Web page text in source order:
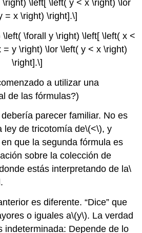
\left[ \left( y < x \right) \lor
= x \right) \right].\]
\forall y \right) \left[ \left( x <
= y \right) \lor \left( y < x \right)
\right].\]
a utilizar una
de las fórmulas?)
parecer familiar. No es
ley de tricotomía de\(<\), y
que la segunda fórmula es
sobre la colección de
estás interpretando de la\
es diferente. “Dice” que
o iguales a\(y\). La verdad
indeterminada: Depende de lo